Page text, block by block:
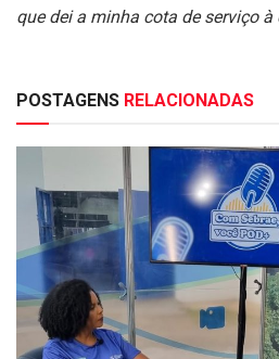
que dei a minha cota de serviço
POSTAGENS RELACIONADAS